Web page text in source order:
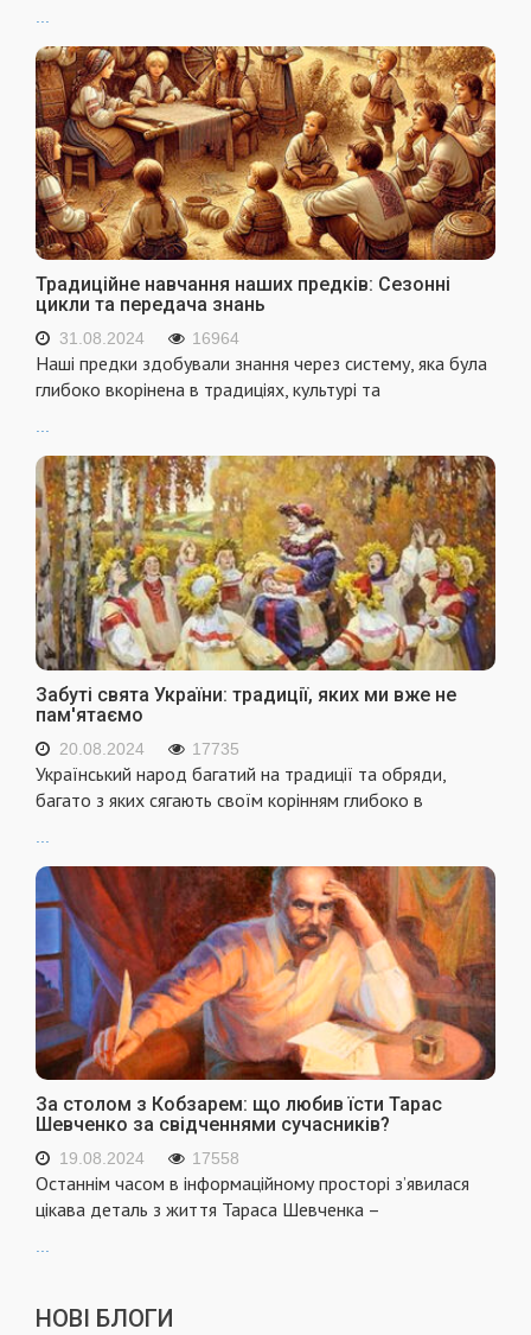
Традиційне навчання наших предків: Сезонні
цикли та передача знань
31.08.2024 16964
Наші предки здобували знання через систему, яка була
глибоко вкорінена в традиціях, культурі та
...
Забуті свята України: традиції, яких ми вже не
пам'ятаємо
20.08.2024 17735
Український народ багатий на традиції та обряди,
багато з яких сягають своїм корінням глибоко в
За столом з Кобзарем: що любив їсти Тарас
Шевченко за свідченнями сучасників?
19.08.2024 17558
Останнім часом в інформаційному просторі з’явилася
цікава деталь з життя Тараса Шевченка –
НОВІ БЛОГИ